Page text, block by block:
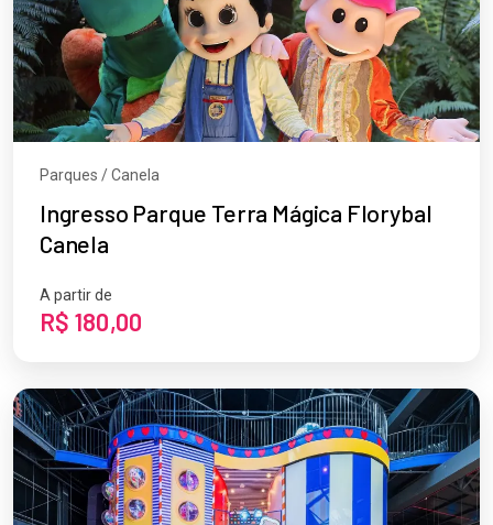
Parques / Canela
Ingresso Parque Terra Mágica Florybal
Canela
A partir de
R$ 180,00